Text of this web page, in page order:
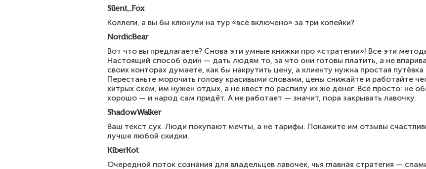
Silent_Fox
Коллеги, а вы бы клюнули на тур «всё включено» за три копейки?
NordicBear
Вот что вы предлагаете? Снова эти умные книжки про «стратегии»! Все эти
Настоящий способ один — дать людям то, за что они готовы платить, а не
своих конторах думаете, как бы накрутить цену, а клиенту нужна простая
Перестаньте морочить голову красивыми словами, цены снижайте и работайте
хитрых схем, им нужен отдых, а не квест по распилу их же денег. Всё просто: не
хорошо — и народ сам придёт. А не работает — значит, пора закрывать лавочку.
ShadowWalker
Ваш текст сух. Люди покупают мечты, а не тарифы. Покажите им отзывы
лучше любой скидки.
KiberKot
Очередной поток сознания для владельцев лавочек, чья главная стратегия —